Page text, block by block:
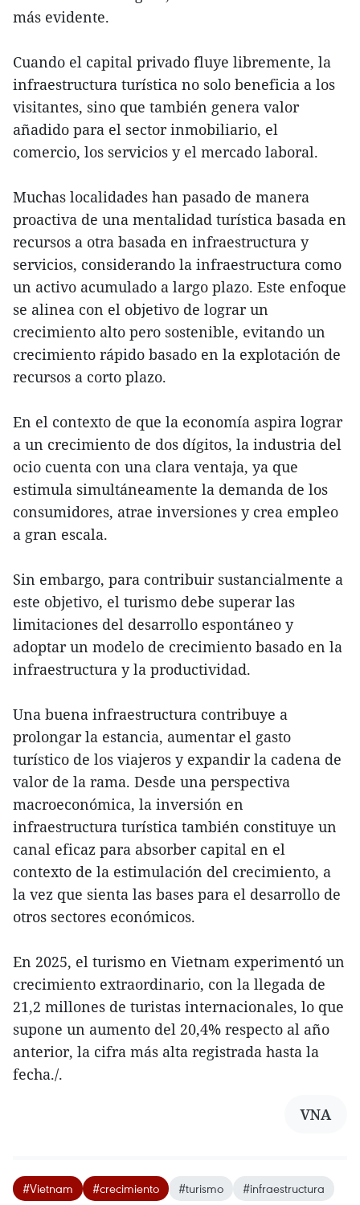
más evidente.
Cuando el capital privado fluye libremente, la
infraestructura turística no solo beneficia a los
visitantes, sino que también genera valor
añadido para el sector inmobiliario, el
comercio, los servicios y el mercado laboral.
Muchas localidades han pasado de manera
proactiva de una mentalidad turística basada en
recursos a otra basada en infraestructura y
servicios, considerando la infraestructura como
un activo acumulado a largo plazo. Este enfoque
se alinea con el objetivo de lograr un
crecimiento alto pero sostenible, evitando un
crecimiento rápido basado en la explotación de
recursos a corto plazo.
En el contexto de que la economía aspira lograr
a un crecimiento de dos dígitos, la industria del
ocio cuenta con una clara ventaja, ya que
estimula simultáneamente la demanda de los
consumidores, atrae inversiones y crea empleo
a gran escala.
Sin embargo, para contribuir sustancialmente a
este objetivo, el turismo debe superar las
limitaciones del desarrollo espontáneo y
adoptar un modelo de crecimiento basado en la
infraestructura y la productividad.
Una buena infraestructura contribuye a
prolongar la estancia, aumentar el gasto
turístico de los viajeros y expandir la cadena de
valor de la rama. Desde una perspectiva
macroeconómica, la inversión en
infraestructura turística también constituye un
canal eficaz para absorber capital en el
contexto de la estimulación del crecimiento, a
la vez que sienta las bases para el desarrollo de
otros sectores económicos.
En 2025, el turismo en Vietnam experimentó un
crecimiento extraordinario, con la llegada de
21,2 millones de turistas internacionales, lo que
supone un aumento del 20,4% respecto al año
anterior, la cifra más alta registrada hasta la
fecha./.
VNA
#Vietnam #crecimiento #turismo #infraestructura